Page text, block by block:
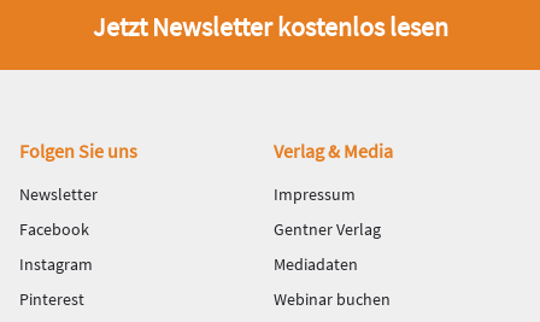
Jetzt Newsletter kostenlos lesen
Fußbereich
Folgen Sie uns
Newsletter
Facebook
Instagram
Pinterest
Verlag & Media
Impressum
Gentner Verlag
Mediadaten
Webinar buchen